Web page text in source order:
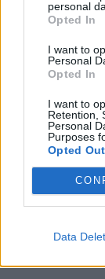
personal
Opted In
I want to
Personal
Opted In
I want to
Retention,
Personal
Purposes
Opted Out
Data
Corrections &
Dire «merci»